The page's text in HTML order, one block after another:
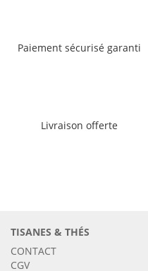
Paiement sécurisé garanti
Livraison offerte
TISANES & THÉS
CONTACT
CGV